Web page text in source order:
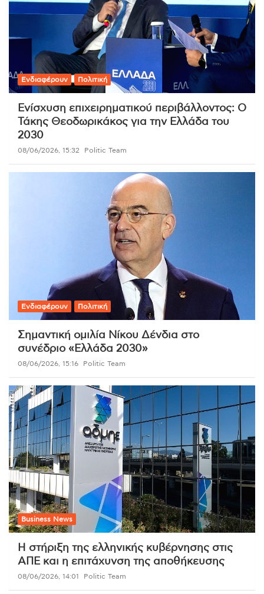
Ενδιαφέρουν Πολιτική
Ενίσχυση επιχειρηματικού περιβάλλοντος: Ο
Τάκης Θεοδωρικάκος για την Ελλάδα του
2030
08/06/2026, 15:32 Politic Team
Ενδιαφέρουν Πολιτική
Σημαντική ομιλία Νίκου Δένδια στο
συνέδριο «Ελλάδα 2030»
08/06/2026, 15:16 Politic Team
Business News
Η στήριξη της ελληνικής κυβέρνησης στις
ΑΠΕ και η επιτάχυνση της αποθήκευσης
08/06/2026, 14:01 Politic Team